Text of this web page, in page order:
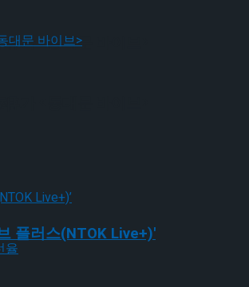
가 <동대문 바이브>
가 <동대문 바이브>
플러스(NTOK Live+)'